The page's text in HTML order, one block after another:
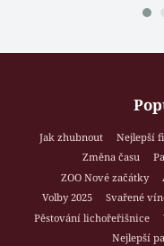
Jak zhubnout Nejlepší
Změna času
ZOO Nové začátky
Volby 2025
Svařené
Pěstování lichořeřišnice
Nejlepší